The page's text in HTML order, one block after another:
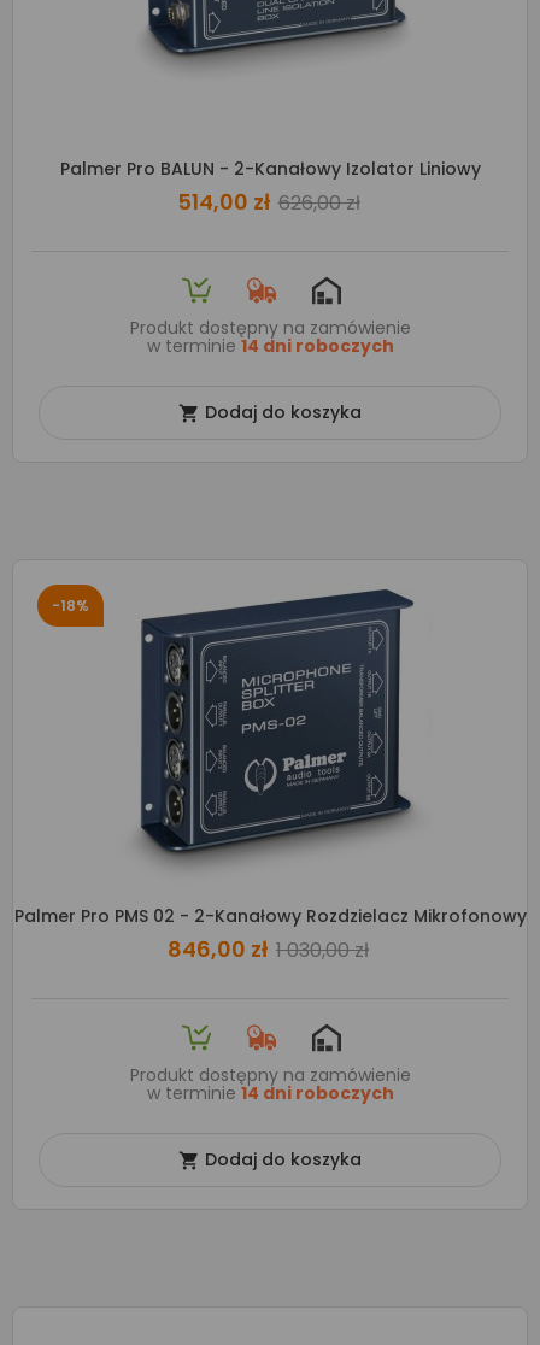
Palmer Pro BALUN - 2-Kanałowy Izolator Liniowy
514,00 zł 626,00 zł
Produkt dostępny na zamówienie
w terminie 14 dni roboczych
 Dodaj do koszyka
-18%
Palmer Pro PMS 02 - 2-Kanałowy Rozdzielacz Mikrofonowy
846,00 zł 1 030,00 zł
Produkt dostępny na zamówienie
w terminie 14 dni roboczych
 Dodaj do koszyka